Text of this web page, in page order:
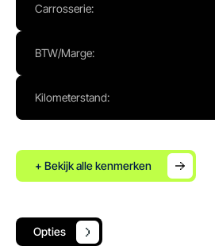
Carrosserie:
BTW/Marge:
Kilometerstand:
+ Bekijk alle kenmerken
Opties